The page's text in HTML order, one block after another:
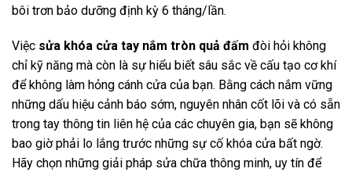
bôi trơn bảo dưỡng định kỳ 6 tháng/lần.
Việc sửa khóa cửa tay nắm tròn quả đấm đòi hỏi không
chỉ kỹ năng mà còn là sự hiểu biết sâu sắc về cấu tạo cơ khí
để không làm hỏng cánh cửa của bạn. Bằng cách nắm vững
những dấu hiệu cảnh báo sớm, nguyên nhân cốt lõi và có sẵn
trong tay thông tin liên hệ của các chuyên gia, bạn sẽ không
bao giờ phải lo lắng trước những sự cố khóa cửa bất ngờ.
Hãy chọn những giải pháp sửa chữa thông minh, uy tín để